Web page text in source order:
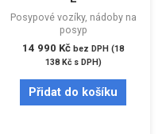
Posypové vozíky, nádoby na
posyp
14 990 Kč bez DPH (18
138 Kčs DPH)
Přidat do košíku